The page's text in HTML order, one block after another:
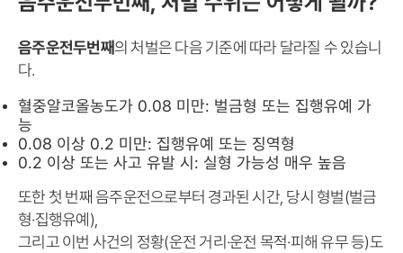
음주운전두번째의 처벌은 다음 기준에 따라 달라질 수 있습니
다.
혈중알코올농도가 0.08 미만: 벌금형 또는 집행유예 가
능
0.08 이상 0.2 미만: 집행유예 또는 징역형
0.2 이상 또는 사고 유발 시: 실형 가능성 매우 높음
또한 첫 번째 음주운전으로부터 경과된 시간, 당시 형벌(벌금
형·집행유예),
그리고 이번 사건의 정황(운전 거리·운전 목적·피해 유무 등)도